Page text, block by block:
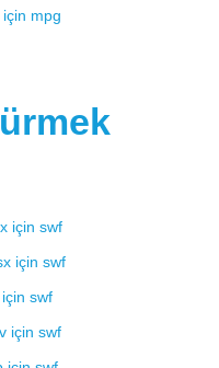
için mpg
için swf
için swf
için swf
için swf